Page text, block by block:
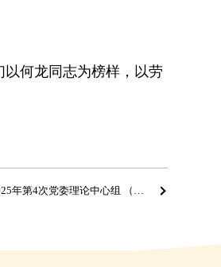
何龙同志为榜样，以劳
中心组 （扩大）学习会议，弘扬劳模精神